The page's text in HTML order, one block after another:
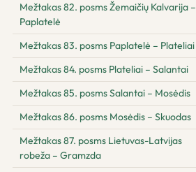
Mežtakas 82. posms Žemaičių Kalvarija –
Paplatelė
Mežtakas 83. posms Paplatelė – Plateliai
Mežtakas 84. posms Plateliai – Salantai
Mežtakas 85. posms Salantai – Mosėdis
Mežtakas 86. posms Mosėdis – Skuodas
Mežtakas 87. posms Lietuvas-Latvijas
robeža – Gramzda